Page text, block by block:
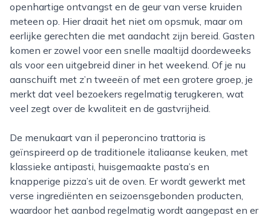
openhartige ontvangst en de geur van verse kruiden
meteen op. Hier draait het niet om opsmuk, maar om
eerlijke gerechten die met aandacht zijn bereid. Gasten
komen er zowel voor een snelle maaltijd doordeweeks
als voor een uitgebreid diner in het weekend. Of je nu
aanschuift met z’n tweeën of met een grotere groep, je
merkt dat veel bezoekers regelmatig terugkeren, wat
veel zegt over de kwaliteit en de gastvrijheid.
De menukaart van il peperoncino trattoria is
geïnspireerd op de traditionele italiaanse keuken, met
klassieke antipasti, huisgemaakte pasta’s en
knapperige pizza’s uit de oven. Er wordt gewerkt met
verse ingrediënten en seizoensgebonden producten,
waardoor het aanbod regelmatig wordt aangepast en er